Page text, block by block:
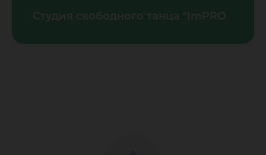
Студия свободного танца "ImPRO